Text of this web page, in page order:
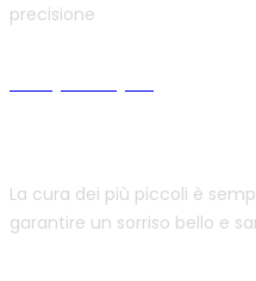
precisione
La cura dei più piccoli è
garantire un sorriso bello e